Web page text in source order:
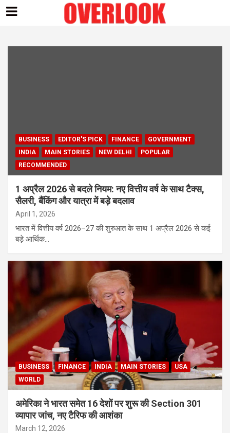
BUSINESS EDITOR'S PICK FINANCE
GOVERNMENT
INDIA
MAIN STORIES NEW DELHI
POPULAR
RECOMMENDED
1 अप्रैल 2026 से बदले नियम: नए वित्तीय वर्ष के साथ टैक्स,
सैलरी, बैंकिंग और यात्रा में बड़े बदलाव
April 1, 2026
भारत में वित्तीय वर्ष 2026–27 की शुरुआत के साथ 1 अप्रैल 2026 से कई
बड़े आर्थिक…
BUSINESS FINANCE INDIA MAIN STORIES
USA
WORLD
अमेरिका ने भारत समेत 16 देशों पर शुरू की Section 301
व्यापार जांच, नए टैरिफ की आशंका
March 12, 2026